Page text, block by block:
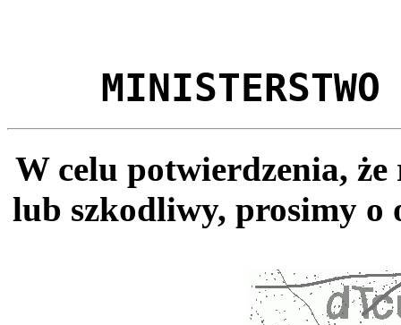
MINISTERSTWO
W celu potwierdzenia,
lub szkodliwy, prosimy o